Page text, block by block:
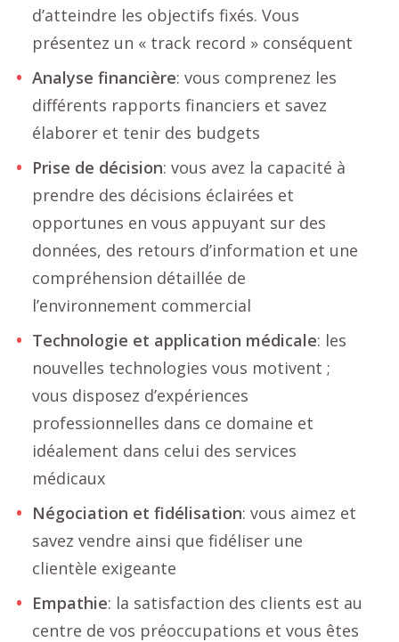
d’atteindre les objectifs fixés. Vous
présentez un « track record » conséquent
Analyse financière: vous comprenez les
différents rapports financiers et savez
élaborer et tenir des budgets
Prise de décision: vous avez la capacité à
prendre des décisions éclairées et
opportunes en vous appuyant sur des
données, des retours d’information et une
compréhension détaillée de
l’environnement commercial
Technologie et application médicale: les
nouvelles technologies vous motivent ;
vous disposez d’expériences
professionnelles dans ce domaine et
idéalement dans celui des services
médicaux
Négociation et fidélisation: vous aimez et
savez vendre ainsi que fidéliser une
clientèle exigeante
Empathie: la satisfaction des clients est au
centre de vos préoccupations et vous êtes